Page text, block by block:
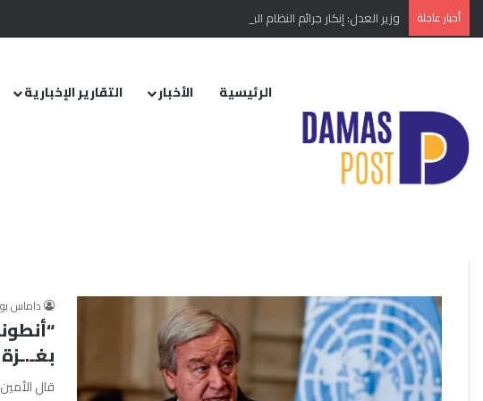
أخبار عاجلة وزير العدل: إنكار جرائم النظام البائد أو تبريرها مخالفة دستورية.. ومشروع قانون
الرئيسية الأخبار التقارير الإخبارية
الرئيسية/الدمار
الدمار
داماس
قال